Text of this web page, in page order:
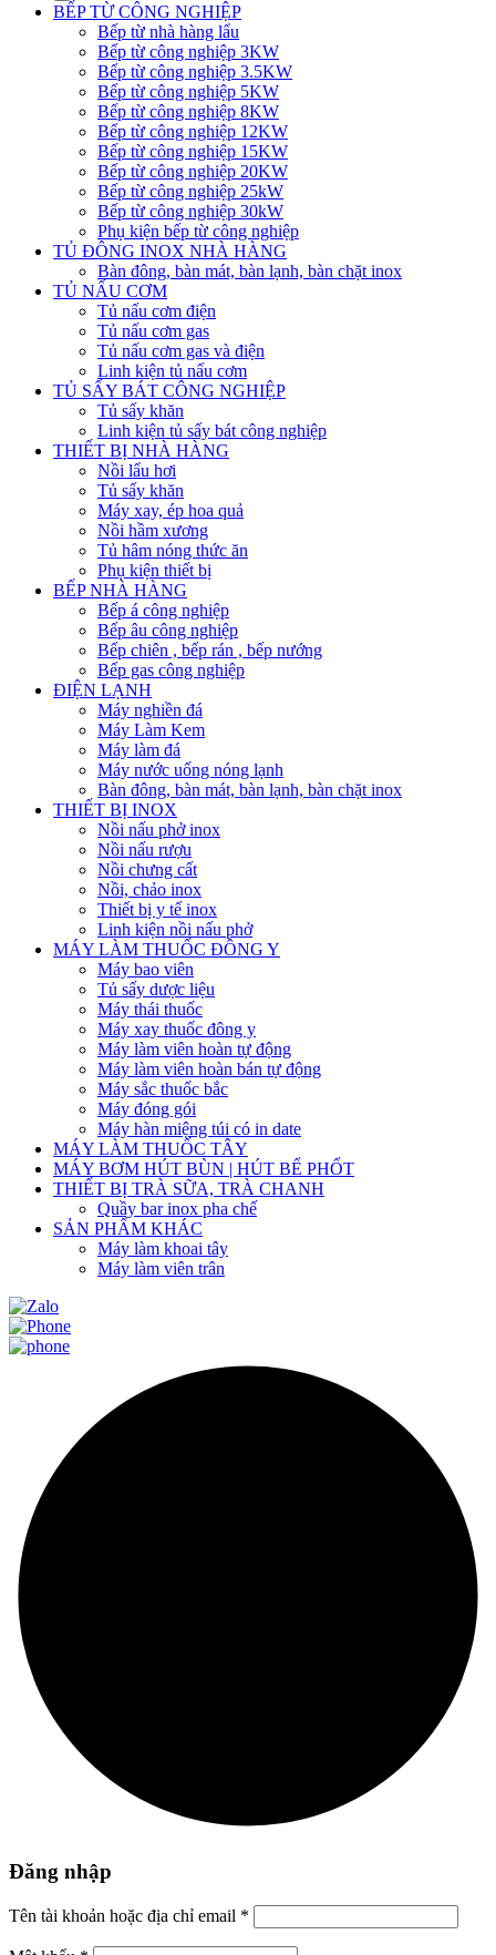
BẾP TỪ CÔNG NGHIỆP
Bếp từ nhà hàng lẩu
Bếp từ công nghiệp 3KW
Bếp từ công nghiệp 3.5KW
Bếp từ công nghiệp 5KW
Bếp từ công nghiệp 8KW
Bếp từ công nghiệp 12KW
Bếp từ công nghiệp 15KW
Bếp từ công nghiệp 20KW
Bếp từ công nghiệp 25kW
Bếp từ công nghiệp 30kW
Phụ kiện bếp từ công nghiệp
TỦ ĐÔNG INOX NHÀ HÀNG
Bàn đông, bàn mát, bàn lạnh, bàn chặt inox
TỦ NẤU CƠM
Tủ nấu cơm điện
Tủ nấu cơm gas
Tủ nấu cơm gas và điện
Linh kiện tủ nấu cơm
TỦ SẤY BÁT CÔNG NGHIỆP
Tủ sấy khăn
Linh kiện tủ sấy bát công nghiệp
THIẾT BỊ NHÀ HÀNG
Nồi lẩu hơi
Tủ sấy khăn
Máy xay, ép hoa quả
Nồi hầm xương
Tủ hâm nóng thức ăn
Phụ kiện thiết bị
BẾP NHÀ HÀNG
Bếp á công nghiệp
Bếp âu công nghiệp
Bếp chiên , bếp rán , bếp nướng
Bếp gas công nghiệp
ĐIỆN LẠNH
Máy nghiền đá
Máy Làm Kem
Máy làm đá
Máy nước uống nóng lạnh
Bàn đông, bàn mát, bàn lạnh, bàn chặt inox
THIẾT BỊ INOX
Nồi nấu phở inox
Nồi nấu rượu
Nồi chưng cất
Nồi, chảo inox
Thiết bị y tế inox
Linh kiện nồi nấu phở
MÁY LÀM THUỐC ĐÔNG Y
Máy bao viên
Tủ sấy dược liệu
Máy thái thuốc
Máy xay thuốc đông y
Máy làm viên hoàn tự động
Máy làm viên hoàn bán tự động
Máy sắc thuốc bắc
Máy đóng gói
Máy hàn miệng túi có in date
MÁY LÀM THUỐC TÂY
MÁY BƠM HÚT BÙN | HÚT BỂ PHỐT
THIẾT BỊ TRÀ SỮA, TRÀ CHANH
Quầy bar inox pha chế
SẢN PHẨM KHÁC
Máy làm khoai tây
Máy làm viên trân
Đăng nhập
Tên tài khoản hoặc địa chỉ email *